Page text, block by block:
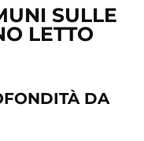
SULLE
LETTO
DA